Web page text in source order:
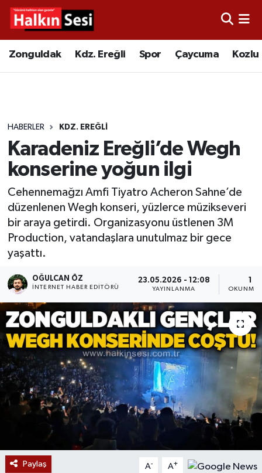
Zonguldak Kdz. Ereğli Spor Çaycuma Kozlu
HABERLER KDZ. EREĞLI
Karadeniz Ereğli’de Wegh
konserine yoğun ilgi
Cehennemağzı Amfi Tiyatro Acheron Sahne’de
düzenlenen Wegh konseri, yüzlerce müzikseveri
bir araya getirdi. Organizasyonu üstlenen 3M
Production, vatandaşlara unutulmaz bir gece
yaşattı.
OĞULCAN ÖZ
İNTERNET HABER EDITÖRÜ
23.05.2026 - 12:08
YAYINLANMA
1
OKUNMA
Paylaş A- A+
Video
Çaycuma
Alaplı
Asayiş
Bartın
Karabük
Devrek
Bolu
ÇEVRE
BİLİM VE TEKNOLOJİ
DUNYA
Düzce
Eğitim
Merkez Hava Durumu
Tüm Manşetler
Son Dakika Haberleri
Haber Arşivi